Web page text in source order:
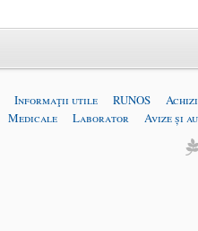
Informaţii utile RUNOS
Medicale
Laborator Avize și